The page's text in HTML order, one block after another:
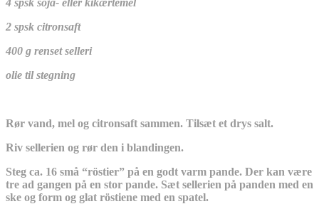
2 spsk citronsaft
400 g renset selleri
olie til stegning
Rør vand, mel og citronsaft sammen. Tilsæt et drys salt.
Riv sellerien og rør den i blandingen.
Steg ca. 16 små “röstier” på en godt varm pande. Der kan være
tre ad gangen på en stor pande. Sæt sellerien på panden med en
ske og form og glat röstiene med en spatel.